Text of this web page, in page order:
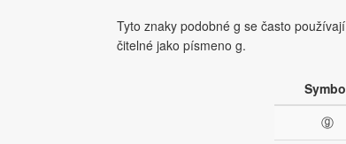
Tyto znaky podobné g se často
čitelné jako písmeno g.
ⓖ